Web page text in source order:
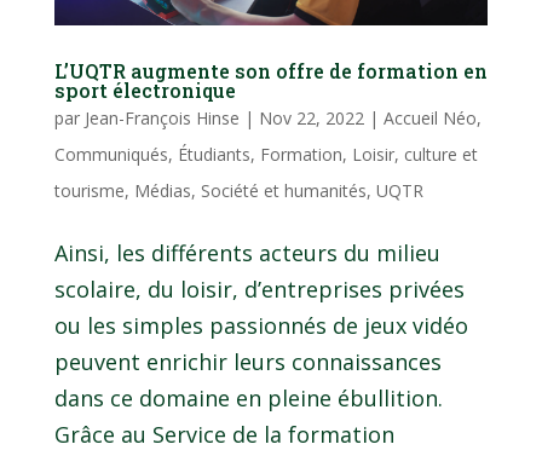
L’UQTR augmente son offre de formation en
sport électronique
par Jean-François Hinse | Nov 22, 2022 | Accueil Néo,
Communiqués, Étudiants, Formation, Loisir, culture et
tourisme, Médias, Société et humanités, UQTR
Ainsi, les différents acteurs du milieu
scolaire, du loisir, d’entreprises privées
ou les simples passionnés de jeux vidéo
peuvent enrichir leurs connaissances
dans ce domaine en pleine ébullition.
Grâce au Service de la formation